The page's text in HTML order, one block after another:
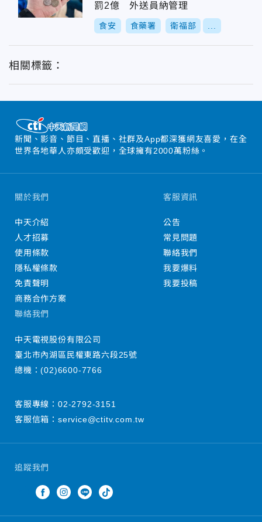
罰2億 外送員納管理
食安 食藥署 衛福部
相關標籤：
新聞、影音、節目、直播、社群及App都深獲網友喜愛，在全
世界各地華人亦頗受歡迎，全球擁有2000萬粉絲。
追蹤我們
關於我們
中天介紹
人才招募
使用條款
隱私權條款
免責聲明
商務合作方案
客服資訊
公告
常見問題
聯絡我們
我要爆料
我要投稿
聯絡我們
中天電視股份有限公司
臺北市內湖區民權東路六段25號
總機：(02)6600-7766
客服專線： 02-2792-3151
客服信箱： service@ctitv.com.tw